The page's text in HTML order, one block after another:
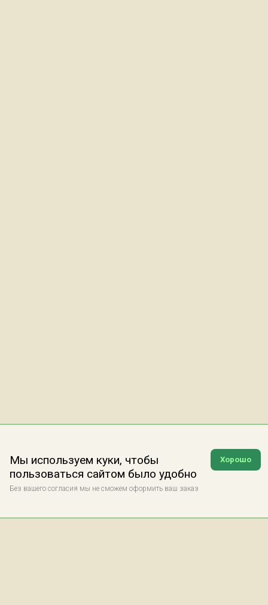
Хорошо
Мы используем куки, чтобы
пользоваться сайтом было удобно
Без вашего согласия мы не сможем оформить ваш заказ